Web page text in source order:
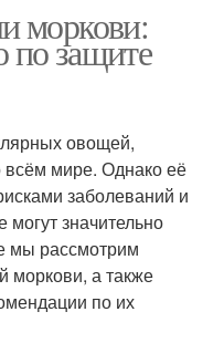
моркови:
по защите
овощей,
мире. Однако её
заболеваний и
значительно
мы рассмотрим
моркови, а также
по их